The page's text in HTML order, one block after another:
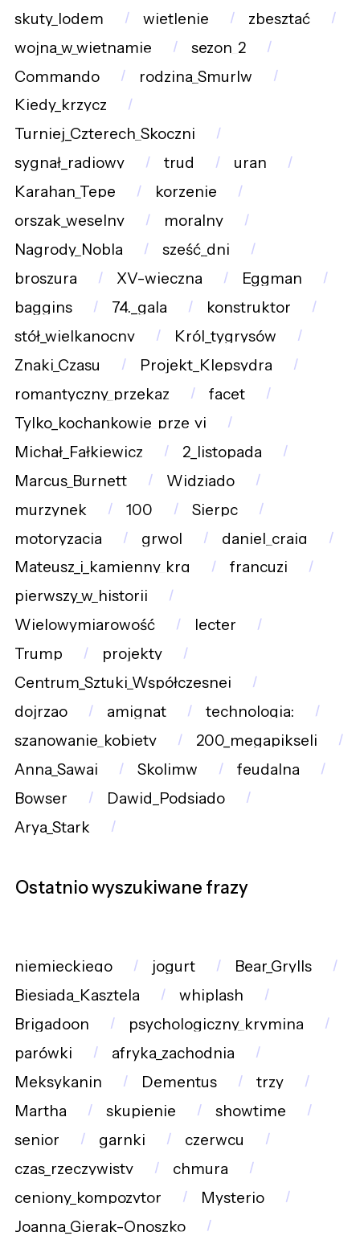
skuty_lodem
wietlenie
zbesztać
wojna_w_wietnamie
sezon_2
Commando
rodzina_Smurlw
Kiedy_krzycz
Turniej_Czterech_Skoczni
sygnał_radiowy
trud
uran
Karahan_Tepe
korzenie
orszak_weselny
moralny
Nagrody_Nobla
sześć_dni
broszura
XV-wieczna
Eggman
baggins
74._gala
konstruktor
stół_wielkanocny
Król_tygrysów
Znaki_Czasu
Projekt_Klepsydra
romantyczny_przekaz
facet
Tylko_kochankowie_prze_yj
Michał_Fałkiewicz
2_listopada
Marcus_Burnett
Widziado
murzynek
100
Sierpc
motoryzacja
grwol
daniel_craig
Mateusz_i_kamienny_krg
francuzi
pierwszy_w_historii
Wielowymiarowość
lecter
Trump
projekty
Centrum_Sztuki_Współczesnej
dojrzao
amignat
technologia:
szanowanie_kobiety
200_megapikseli
Anna_Sawai
Skolimw
feudalna
Bowser
Dawid_Podsiado
Arya_Stark
Ostatnio wyszukiwane frazy
niemieckiego jogurt
Bear_Grylls
Biesiada_Kasztela
whiplash
Brigadoon
psychologiczny_krymina
parówki
afryka_zachodnia
Meksykanin
Dementus
trzy
Martha
skupienie
showtime
senior
garnki
czerwcu
czas_rzeczywisty
chmura
ceniony_kompozytor
Mysterio
Joanna_Gierak-Onoszko